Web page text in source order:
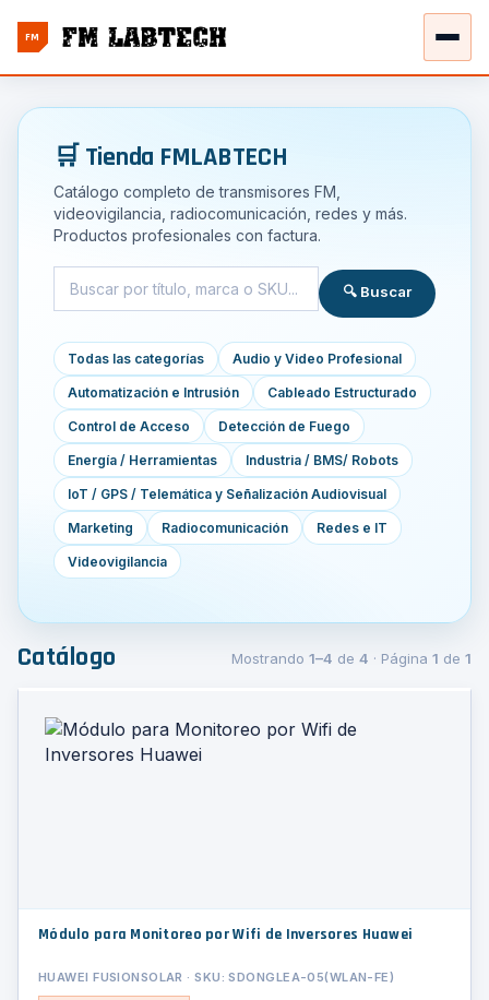
FM
🛒 Tienda FMLABTECH
Catálogo completo de transmisores FM,
videovigilancia, radiocomunicación, redes y más.
Productos profesionales con factura.
🔍 Buscar
Todas las categorías Audio y Video Profesional
Automatización e Intrusión Cableado Estructurado
Control de Acceso Detección de Fuego
Energía / Herramientas Industria / BMS/ Robots
IoT / GPS / Telemática y Señalización Audiovisual
Marketing Radiocomunicación Redes e IT
Videovigilancia
Catálogo Mostrando 1–4 de 4 · Página 1 de 1
Módulo para Monitoreo por Wifi de Inversores Huawei
HUAWEI FUSIONSOLAR · SKU: SDONGLEA-05(WLAN-FE)